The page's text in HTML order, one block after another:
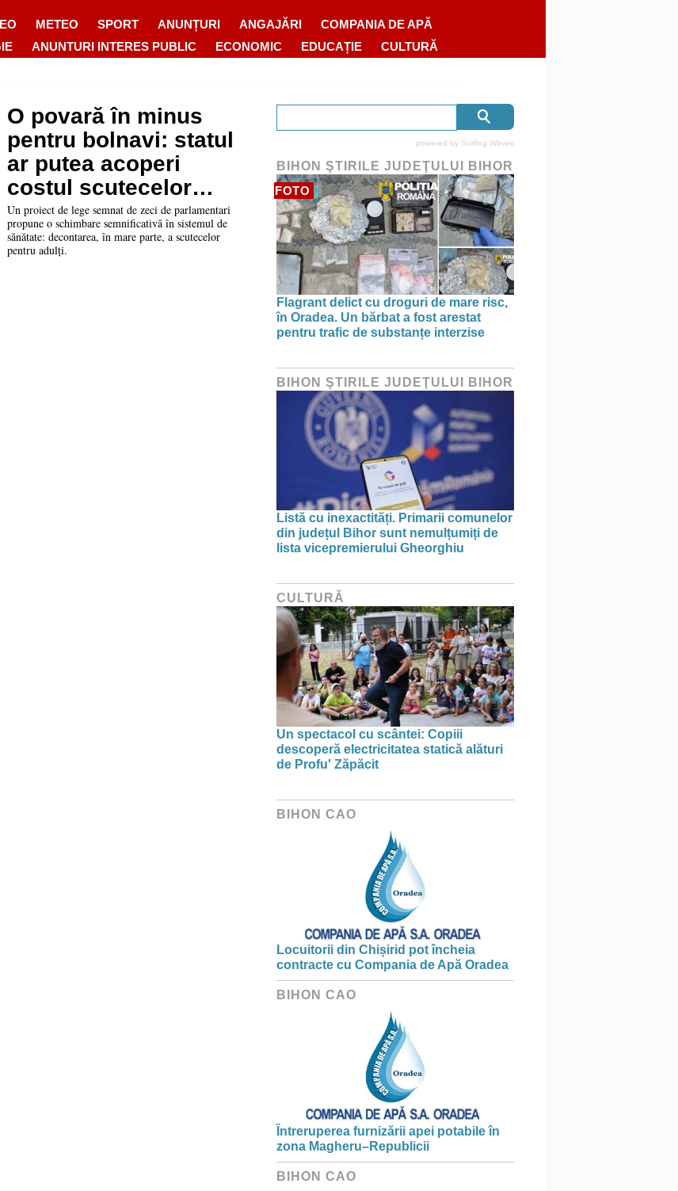
METEO SPORT ANUNȚURI ANGAJĂRI
COMPANIA DE APĂ
ANUNTURI INTERES PUBLIC ECONOMIC EDUCAȚIE CULTURĂ
O povară în minus
pentru bolnavi: statul
ar putea acoperi
costul scutecelor
pentru adulți
Un proiect de lege semnat de zeci de parlamentari
propune o schimbare semnificativă în sistemul de
sănătate: decontarea, în mare parte, a scutecelor
pentru adulți.
powered by Surfing Waves
BIHON ŞTIRILE JUDEŢULUI BIHOR
FOTO
Flagrant delict cu droguri de mare risc,
în Oradea. Un bărbat a fost arestat
pentru trafic de substanțe interzise
BIHON ŞTIRILE JUDEŢULUI BIHOR
Listă cu inexactități. Primarii comunelor
din județul Bihor sunt nemulțumiți de
lista vicepremierului Gheorghiu
CULTURĂ
Un spectacol cu scântei: Copiii
descoperă electricitatea statică alături
de Profu' Zăpăcit
BIHON CAO
Locuitorii din Chișirid pot încheia
contracte cu Compania de Apă Oradea
BIHON CAO
Întreruperea furnizării apei potabile în
zona Magheru–Republicii
BIHON CAO